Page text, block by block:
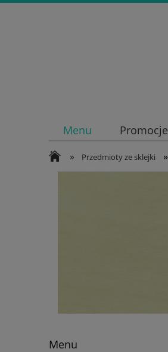
Menu Promocje
» Przedmioty ze sklejki »
Menu